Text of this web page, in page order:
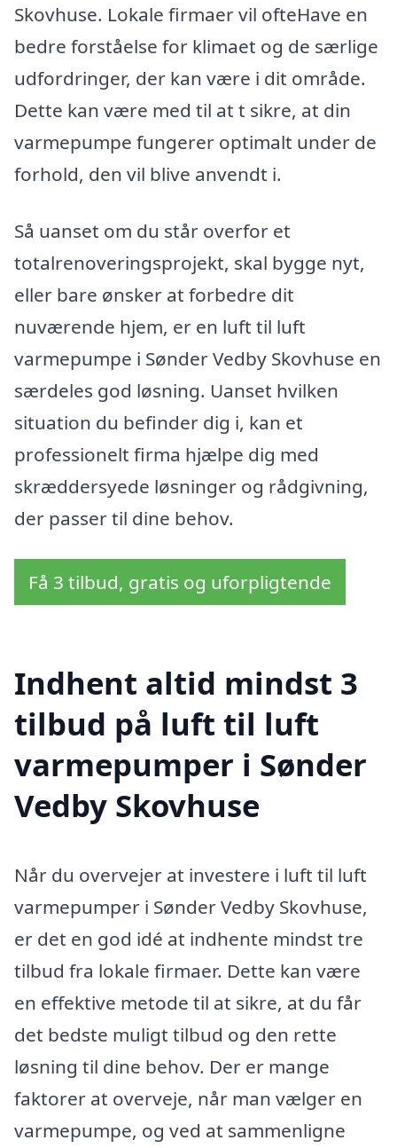
Skovhuse. Lokale firmaer vil ofteHave en
bedre forståelse for klimaet og de særlige
udfordringer, der kan være i dit område.
Dette kan være med til at t sikre, at din
varmepumpe fungerer optimalt under de
forhold, den vil blive anvendt i.
Så uanset om du står overfor et
totalrenoveringsprojekt, skal bygge nyt,
eller bare ønsker at forbedre dit
nuværende hjem, er en luft til luft
varmepumpe i Sønder Vedby Skovhuse en
særdeles god løsning. Uanset hvilken
situation du befinder dig i, kan et
professionelt firma hjælpe dig med
skræddersyede løsninger og rådgivning,
der passer til dine behov.
Få 3 tilbud, gratis og uforpligtende
Indhent altid mindst 3
tilbud på luft til luft
varmepumper i Sønder
Vedby Skovhuse
Når du overvejer at investere i luft til luft
varmepumper i Sønder Vedby Skovhuse,
er det en god idé at indhente mindst tre
tilbud fra lokale firmaer. Dette kan være
en effektive metode til at sikre, at du får
det bedste muligt tilbud og den rette
løsning til dine behov. Der er mange
faktorer at overveje, når man vælger en
varmepumpe, og ved at sammenligne